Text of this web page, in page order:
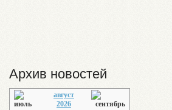
Архив новостей
август
2026